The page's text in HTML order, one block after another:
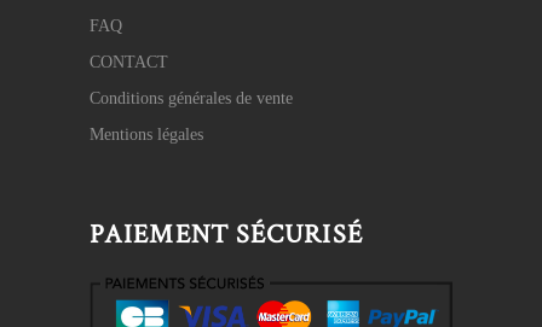
FAQ
CONTACT
Conditions générales de vente
Mentions légales
PAIEMENT SÉCURISÉ